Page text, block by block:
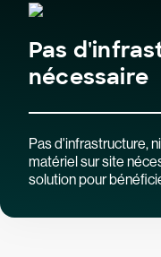
Pas
nécessaire
Pas d'infrastructure,
matériel sur site
solution pour